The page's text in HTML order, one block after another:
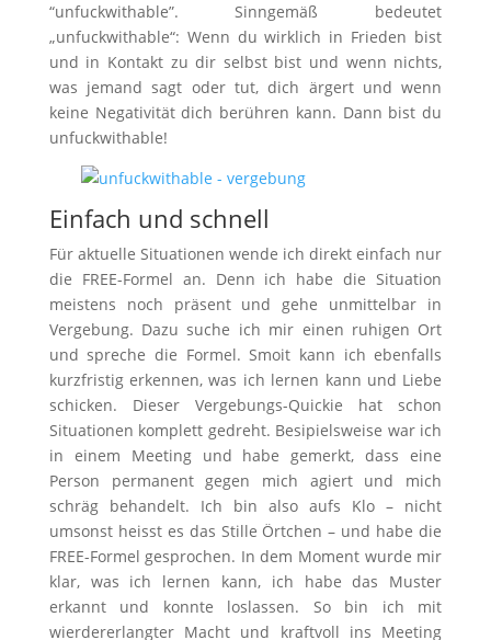
“unfuckwithable”. Sinngemäß bedeutet
„unfuckwithable“: Wenn du wirklich in Frieden bist
und in Kontakt zu dir selbst bist und wenn nichts,
was jemand sagt oder tut, dich ärgert und wenn
keine Negativität dich berühren kann. Dann bist du
unfuckwithable!
Einfach und schnell
Für aktuelle Situationen wende ich direkt einfach nur
die FREE-Formel an. Denn ich habe die Situation
meistens noch präsent und gehe unmittelbar in
Vergebung. Dazu suche ich mir einen ruhigen Ort
und spreche die Formel. Smoit kann ich ebenfalls
kurzfristig erkennen, was ich lernen kann und Liebe
schicken. Dieser Vergebungs-Quickie hat schon
Situationen komplett gedreht. Besipielsweise war ich
in einem Meeting und habe gemerkt, dass eine
Person permanent gegen mich agiert und mich
schräg behandelt. Ich bin also aufs Klo – nicht
umsonst heisst es das Stille Örtchen – und habe die
FREE-Formel gesprochen. In dem Moment wurde mir
klar, was ich lernen kann, ich habe das Muster
erkannt und konnte loslassen. So bin ich mit
wierdererlangter Macht und kraftvoll ins Meeting